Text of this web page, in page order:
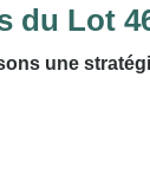
du Lot
une